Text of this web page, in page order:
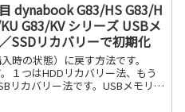
dynabook G83/HS G83/H
G83/KV シリーズ USBメ
SSDリカバリーで初期化
時の状態）に戻す方法です。
１つはHDDリカバリー法、もう
リカバリー法です。USBメモリで